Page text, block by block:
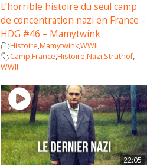
L’horrible histoire du seul camp
de concentration nazi en France –
HDG #46 – Mamytwink
Histoire,Mamytwink,WWII
Camp,France,Histoire,Nazi,Struthof,
WWII
22:05